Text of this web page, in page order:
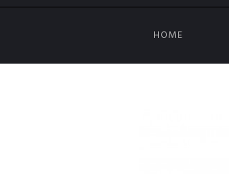
HOME